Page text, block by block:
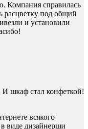
Компания справилась
расцветку под общий
и установили
И шкаф стал конфеткой!
всякого
виде дизайнерши